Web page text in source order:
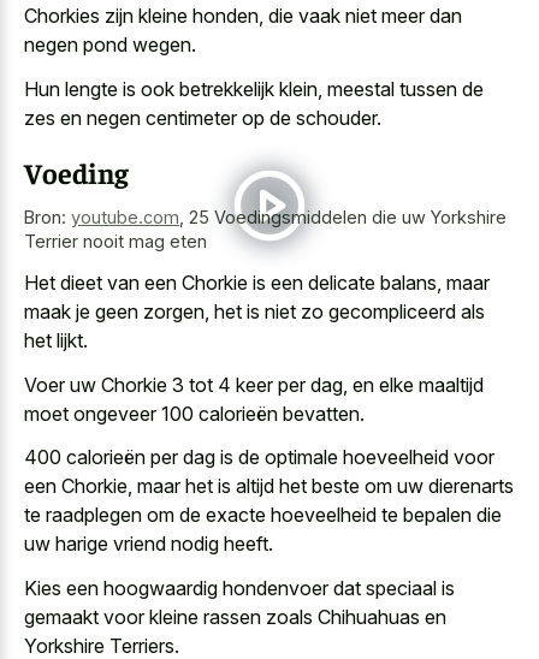
Chorkies zijn kleine honden, die vaak niet meer dan
negen pond wegen.
Hun lengte is ook betrekkelijk klein, meestal tussen de
zes en negen centimeter op de schouder.
Voeding
Bron: youtube.com 25 Voedingsmiddelen die uw Yorkshire
Terrier nooit mag eten
Het dieet van een Chorkie is een delicate balans, maar
maak je geen zorgen, het is niet zo gecompliceerd als
het lijkt.
Voer uw Chorkie 3 tot 4 keer per dag, en elke maaltijd
moet ongeveer 100 calorieën bevatten.
400 calorieën per dag is de optimale hoeveelheid voor
een Chorkie, maar het is altijd het beste om uw dierenarts
te raadplegen om de exacte hoeveelheid te bepalen die
uw harige vriend nodig heeft.
Kies een hoogwaardig hondenvoer dat speciaal is
gemaakt voor kleine rassen zoals Chihuahuas en
Yorkshire Terriers.